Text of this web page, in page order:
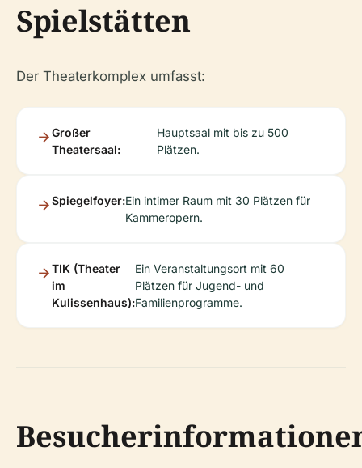
Spielstätten
Der Theaterkomplex umfasst:
Großer
Theatersaal:
Hauptsaal mit bis zu 500
Plätzen.
Spiegelfoyer:Ein intimer Raum mit 30 Plätzen für
Kammeropern.
TIK (Theater
im
Kulissenhaus):
Ein Veranstaltungsort mit 60
Plätzen für Jugend- und
Familienprogramme.